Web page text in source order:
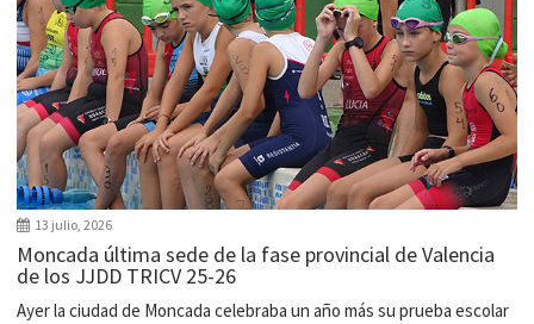
13 julio, 2026
Moncada última sede de la fase provincial de Valencia
de los JJDD TRICV 25-26
Ayer la ciudad de Moncada celebraba un año más su prueba escolar